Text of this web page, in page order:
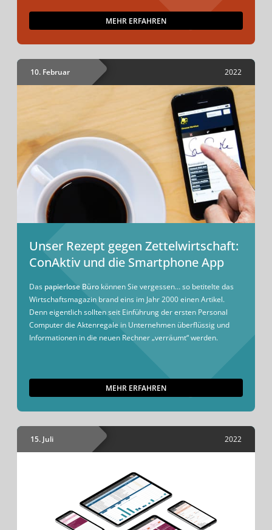
MEHR ERFAHREN
10. Februar 2022
Unser Rezept gegen Zettelwirtschaft:
ConAktiv und die Smartphone App
Das papierlose Büro können Sie vergessen… so betitelte das
Wirtschaftsmagazin brand eins im Jahr 2000 einen Artikel.
Denn eigentlich sollten seit Einführung der ersten Personal
Computer die Aktenregale in Unternehmen überflüssig und
Informationen in die neuen Rechner „verräumt“ werden.
MEHR ERFAHREN
15. Juli 2022